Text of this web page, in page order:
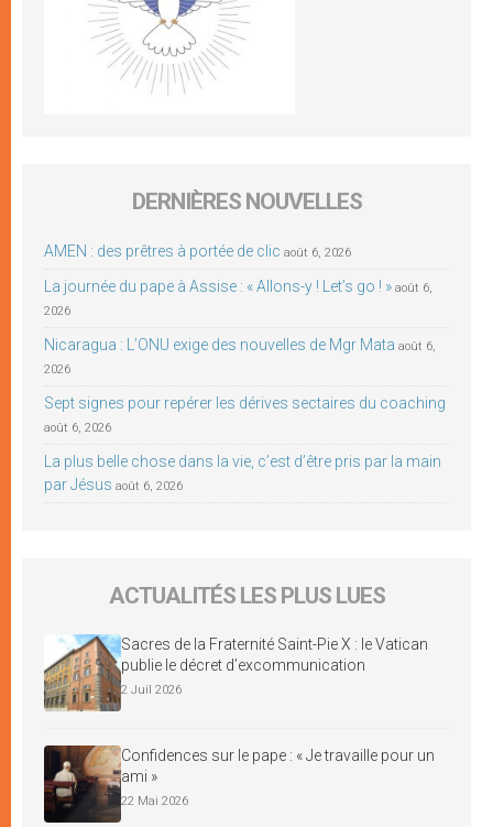
DERNIÈRES NOUVELLES
AMEN : des prêtres à portée de clic août 6, 2026
La journée du pape à Assise : « Allons-y ! Let’s go ! » août 6,
2026
Nicaragua : L’ONU exige des nouvelles de Mgr Mata août 6,
2026
Sept signes pour repérer les dérives sectaires du coaching
août 6, 2026
La plus belle chose dans la vie, c’est d’être pris par la main
par Jésus août 6, 2026
ACTUALITÉS LES PLUS LUES
Sacres de la Fraternité Saint-Pie X : le Vatican
publie le décret d’excommunication
2 Juil 2026
Confidences sur le pape : « Je travaille pour un
ami »
22 Mai 2026